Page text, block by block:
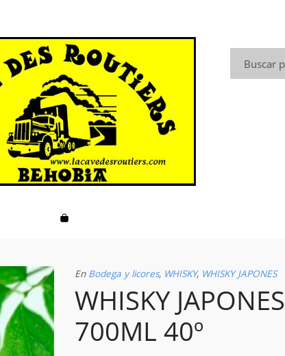
Buscar:
En Bodega y licores, WHISKY, WHISKY JAPONES
WHISKY
700ML 40º